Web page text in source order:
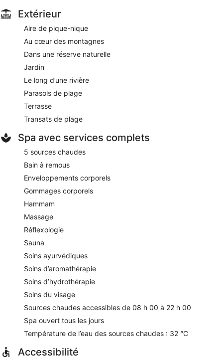
Extérieur
Aire de pique-nique
Au cœur des montagnes
Dans une réserve naturelle
Jardin
Le long d’une rivière
Parasols de plage
Terrasse
Transats de plage
Spa avec services complets
5 sources chaudes
Bain à remous
Enveloppements corporels
Gommages corporels
Hammam
Massage
Réflexologie
Sauna
Soins ayurvédiques
Soins d’aromathérapie
Soins d’hydrothérapie
Soins du visage
Sources chaudes accessibles de 08 h 00 à 22 h 00
Spa ouvert tous les jours
Température de l’eau des sources chaudes : 32 °C
Accessibilité